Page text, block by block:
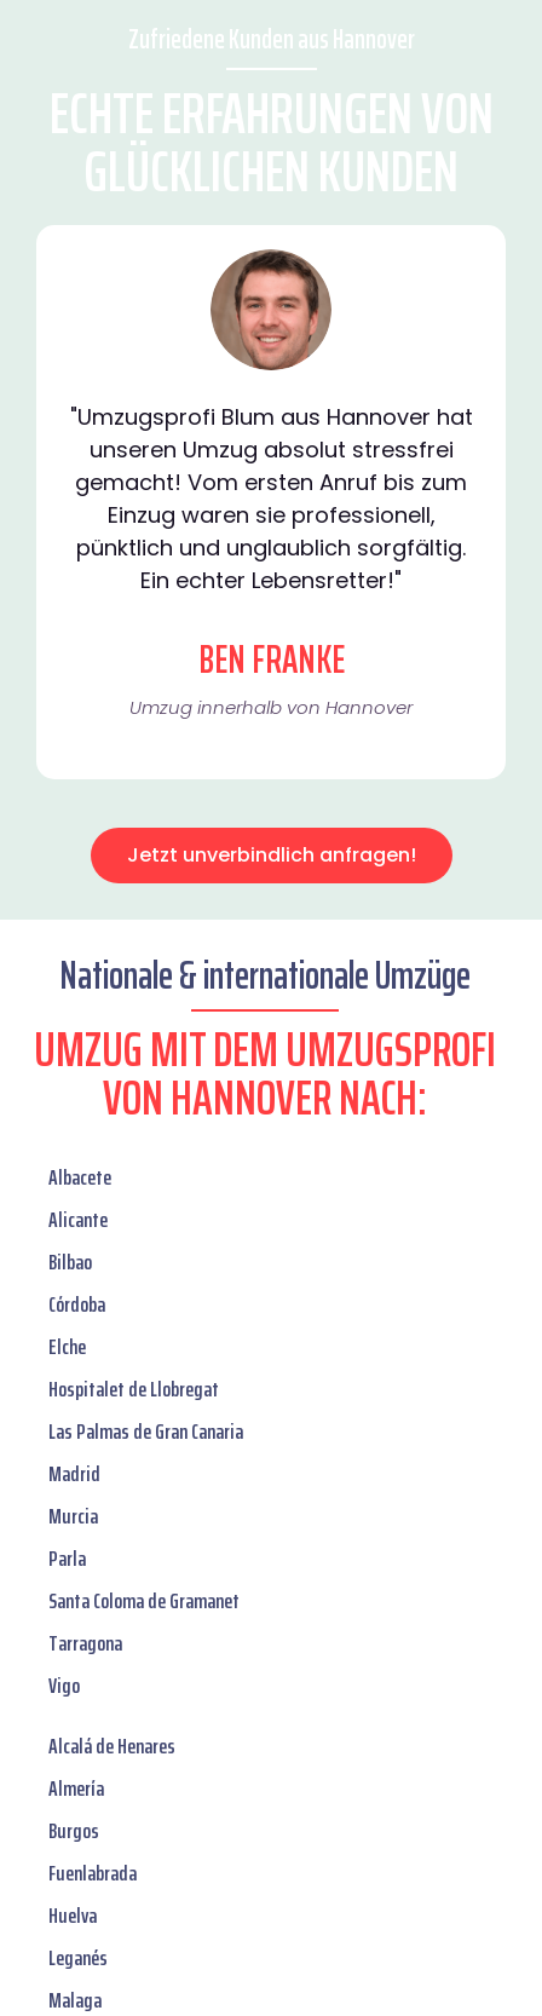
Zufriedene Kunden aus Hannover
ECHTE ERFAHRUNGEN VON
GLÜCKLICHEN KUNDEN
"Umzugsprofi Blum aus Hannover hat
unseren Umzug absolut stressfrei
gemacht! Vom ersten Anruf bis zum
Einzug waren sie professionell,
pünktlich und unglaublich sorgfältig.
Ein echter Lebensretter!"
BEN FRANKE
Umzug innerhalb von Hannover​
Jetzt unverbindlich anfragen!
Nationale & internationale Umzüge
UMZUG MIT DEM UMZUGSPROFI
VON HANNOVER NACH:
Albacete
Alicante
Bilbao
Córdoba
Elche
Hospitalet de Llobregat
Las Palmas de Gran Canaria
Madrid
Murcia
Parla
Santa Coloma de Gramanet
Tarragona
Vigo
Alcalá de Henares
Almería
Burgos
Fuenlabrada
Huelva
Leganés
Malaga